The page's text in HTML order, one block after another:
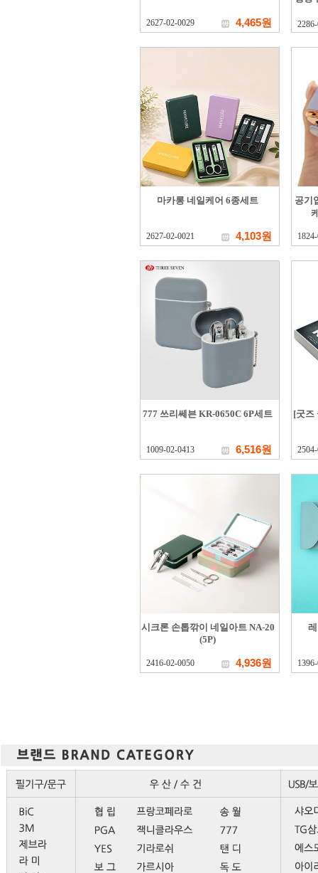
2627-02-0029 4,465원
마카롱 네일케어 6종세트
2627-02-0021 4,103원
공기
777 쓰리쎄븐 KR-0650C 6P세트
1009-02-0413 6,516원
[굿즈
시크론 손톱깎이 네일아트 NA-20
(5P)
2416-02-0050 4,936원